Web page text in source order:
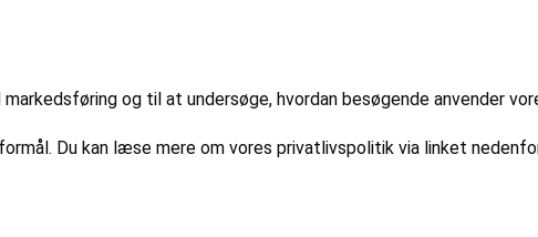
og til at undersøge, hvordan besøgende anvender
Du kan læse mere om vores privatlivspolitik via linket